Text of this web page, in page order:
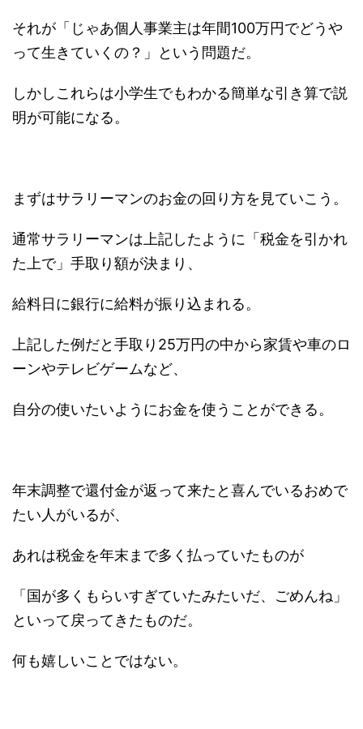
それが「じゃあ個人事業主は年間100万円でどうや
って生きていくの？」という問題だ。
しかしこれらは小学生でもわかる簡単な引き算で説
明が可能になる。
まずはサラリーマンのお金の回り方を見ていこう。
通常サラリーマンは上記したように「税金を引かれ
た上で」手取り額が決まり、
給料日に銀行に給料が振り込まれる。
上記した例だと手取り25万円の中から家賃や車のロ
ーンやテレビゲームなど、
自分の使いたいようにお金を使うことができる。
年末調整で還付金が返って来たと喜んでいるおめで
たい人がいるが、
あれは税金を年末まで多く払っていたものが
「国が多くもらいすぎていたみたいだ、ごめんね」
といって戻ってきたものだ。
何も嬉しいことではない。